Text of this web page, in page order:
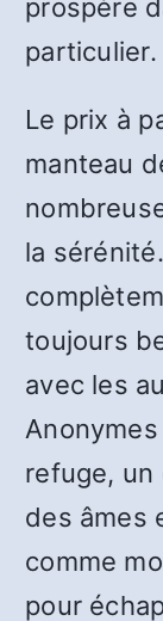
prospère
particulier.
Le prix à
manteau
la
toujours
avec les
refuge, un
des âmes
comme
pour